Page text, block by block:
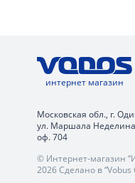
интернет магазин
Московская обл., г.
ул. Маршала
оф. 704
© Интернет-магазин
2026 Сделано в “Vobus